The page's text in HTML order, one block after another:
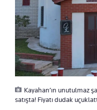
Kayahan’ın unutulmaz
satışta! Fiyatı dudak